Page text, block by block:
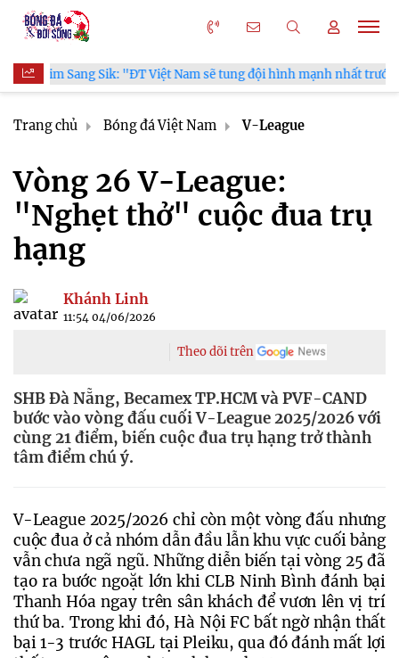
Việt Nam sẽ tung đội hình mạnh nhất trước Campuchia"
Trang chủ Bóng đá Việt Nam V-League
Vòng 26 V-League:
"Nghẹt thở" cuộc đua trụ
hạng
Khánh Linh
11:54 04/06/2026
Theo dõi trên
SHB Đà Nẵng, Becamex TP.HCM và PVF-CAND
bước vào vòng đấu cuối V-League 2025/2026 với
cùng 21 điểm, biến cuộc đua trụ hạng trở thành
tâm điểm chú ý.
V-League 2025/2026 chỉ còn một vòng đấu nhưng
cuộc đua ở cả nhóm dẫn đầu lẫn khu vực cuối bảng
vẫn chưa ngã ngũ. Những diễn biến tại vòng 25 đã
tạo ra bước ngoặt lớn khi CLB Ninh Bình đánh bại
Thanh Hóa ngay trên sân khách để vươn lên vị trí
thứ ba. Trong khi đó, Hà Nội FC bất ngờ nhận thất
bại 1-3 trước HAGL tại Pleiku, qua đó đánh mất lợi